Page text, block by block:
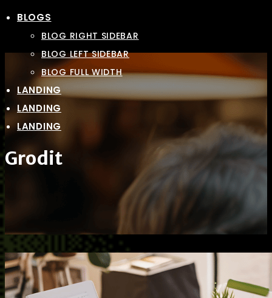
BLOGS
BLOG RIGHT SIDEBAR
BLOG LEFT SIDEBAR
BLOG FULL WIDTH
LANDING
LANDING
LANDING
Grodit